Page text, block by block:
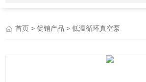
首页 >促销产品 > 低温循环真空泵